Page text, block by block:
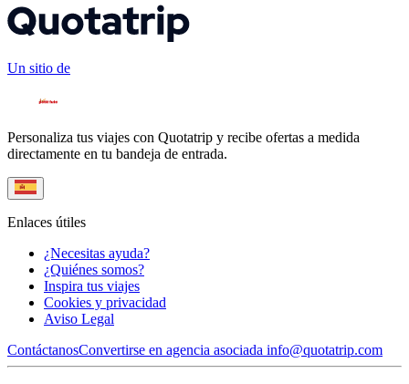
Un sitio de
Personaliza tus viajes con Quotatrip y recibe ofertas a medida
directamente en tu bandeja de entrada.
Enlaces útiles
¿Necesitas ayuda?
¿Quiénes somos?
Inspira tus viajes
Cookies y privacidad
Aviso Legal
ContáctanosConvertirse en agencia asociada info@quotatrip.com